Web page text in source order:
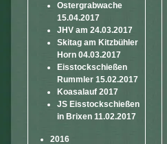
Ostergrabwache
15.04.2017
JHV am 24.03.2017
Skitag am Kitzbühler
Horn 04.03.2017
Eisstockschießen
Rummler 15.02.2017
Koasalauf 2017
JS Eisstockschießen
in Brixen 11.02.2017
2016